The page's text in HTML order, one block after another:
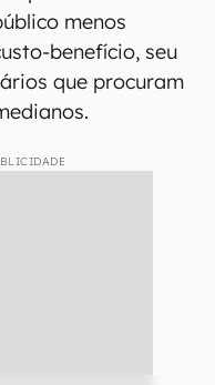
menos
benefício, seu
que procuram